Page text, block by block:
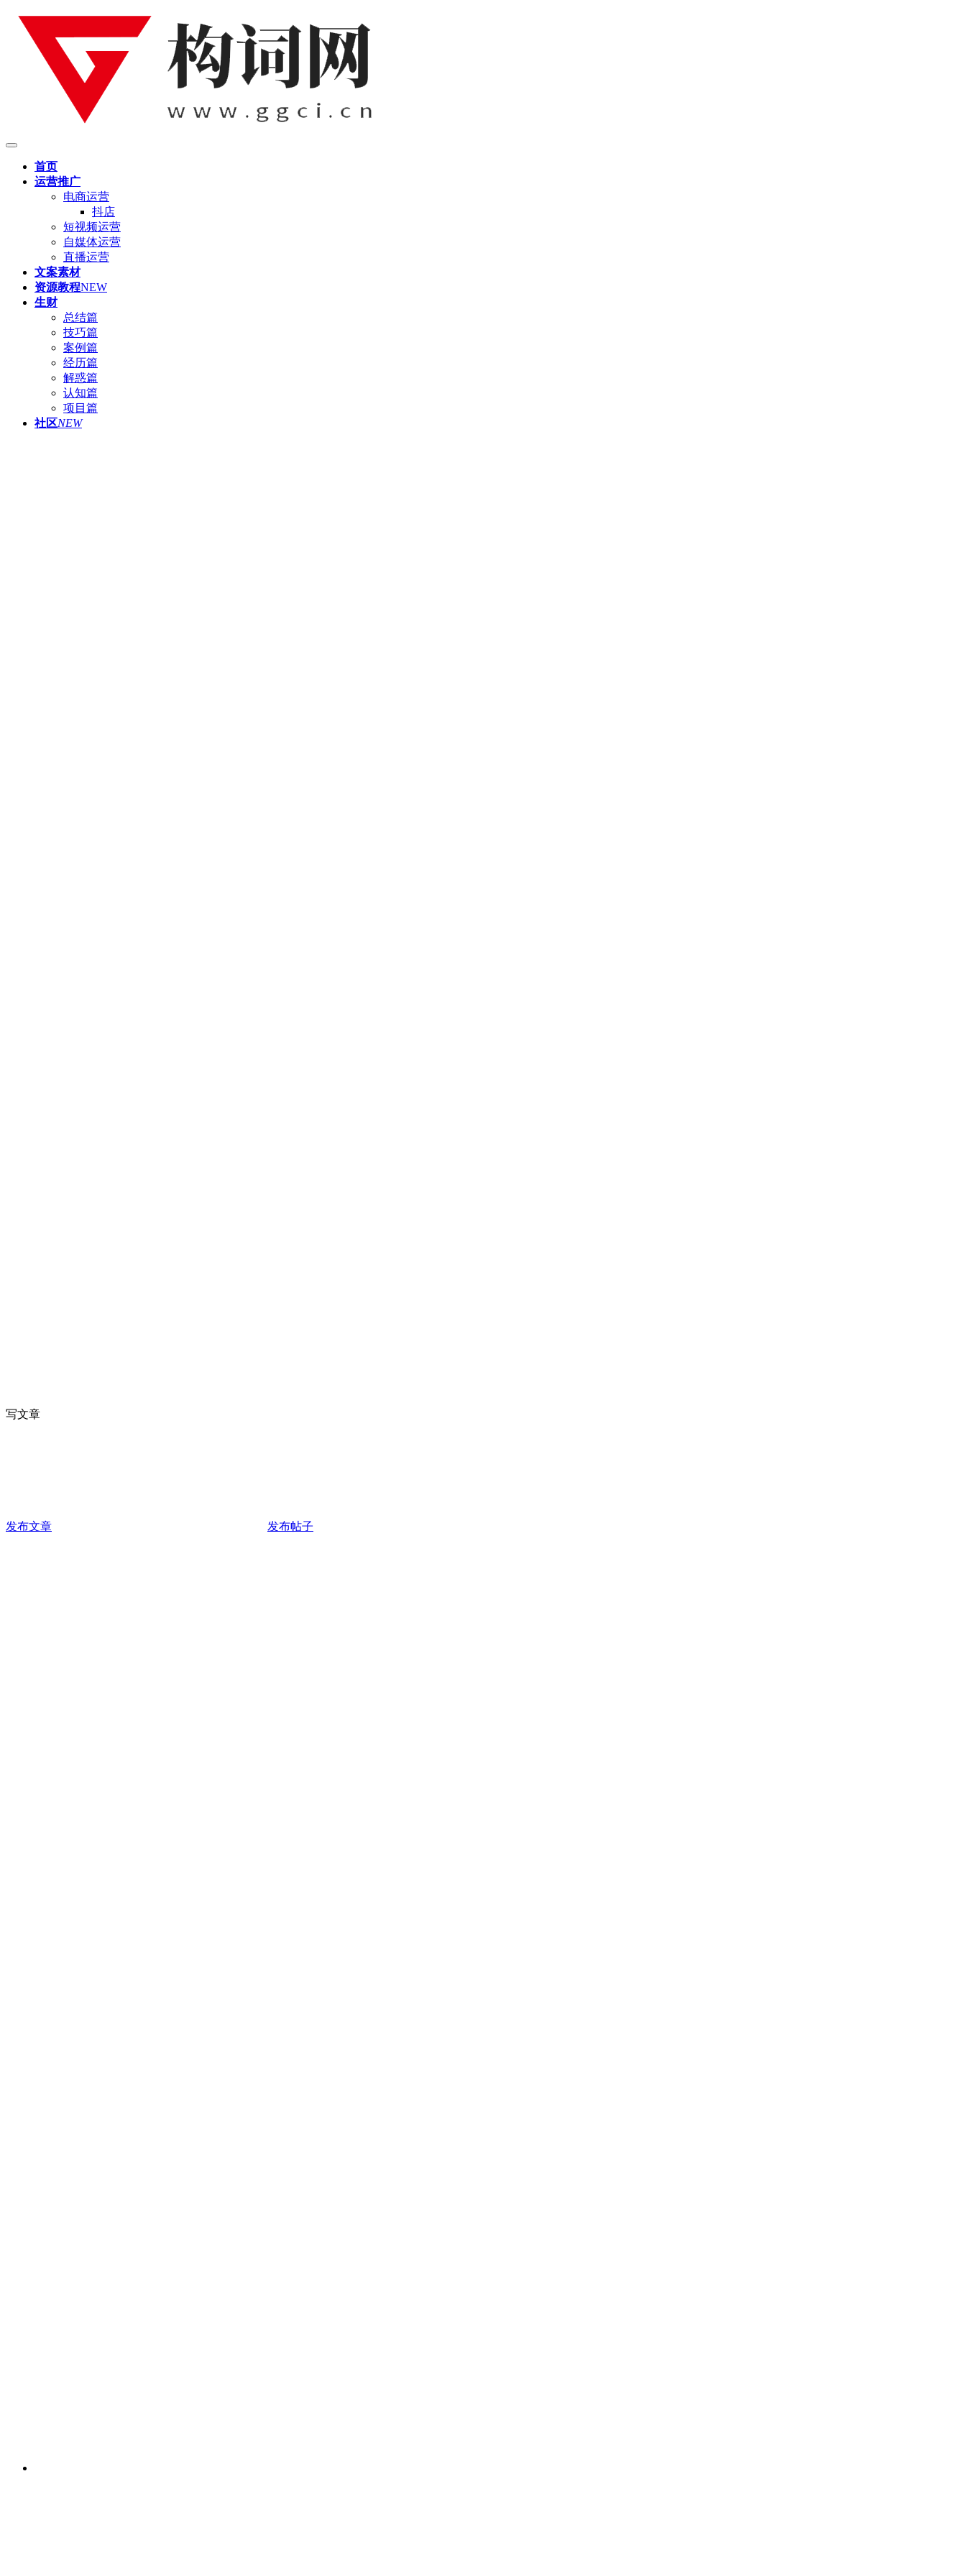
首页
运营推广
电商运营
抖店
短视频运营
自媒体运营
直播运营
文案素材
资源教程NEW
生财
总结篇
技巧篇
案例篇
经历篇
解惑篇
认知篇
项目篇
社区NEW
写文章
发布文章 发布帖子